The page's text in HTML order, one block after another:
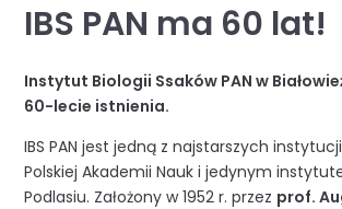
IBS PAN ma 60 lat!
Instytut Biologii Ssaków PAN w
60-lecie istnienia.
IBS PAN jest jedną z najstarszych
Polskiej Akademii Nauk i jedynym
Podlasiu. Założony w 1952 r. przez prof.